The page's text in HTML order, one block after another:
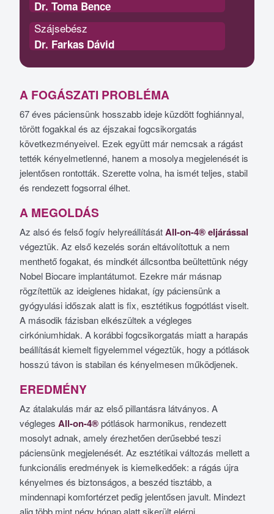
Dr. Toma Bence
Szájsebész
Dr. Farkas Dávid
A FOGÁSZATI PROBLÉMA
67 éves páciensünk hosszabb ideje küzdött foghiánnyal,
törött fogakkal és az éjszakai fogcsikorgatás
következményeivel. Ezek együtt már nemcsak a rágást
tették kényelmetlenné, hanem a mosolya megjelenését is
jelentősen rontották. Szerette volna, ha ismét teljes, stabil
és rendezett fogsorral élhet.
A MEGOLDÁS
Az alsó és felső fogív helyreállításátAll-on-4® eljárással
végeztük. Az első kezelés során eltávolítottuk a nem
menthető fogakat, és mindkét állcsontba beültettünk négy
Nobel Biocare implantátumot. Ezekre már másnap
rögzítettük az ideiglenes hidakat, így páciensünk a
gyógyulási időszak alatt is fix, esztétikus fogpótlást viselt.
A második fázisban elkészültek a végleges
cirkóniumhidak. A korábbi fogcsikorgatás miatt a harapás
beállítását kiemelt figyelemmel végeztük, hogy a pótlások
hosszú távon is stabilan és kényelmesen működjenek.
EREDMÉNY
Az átalakulás már az első pillantásra látványos. A
végleges All-on-4®pótlások harmonikus, rendezett
mosolyt adnak, amely érezhetően derűsebbé teszi
páciensünk megjelenését. Az esztétikai változás mellett a
funkcionális eredmények is kiemelkedőek: a rágás újra
kényelmes és biztonságos, a beszéd tisztább, a
mindennapi komfortérzet pedig jelentősen javult. Mindezt